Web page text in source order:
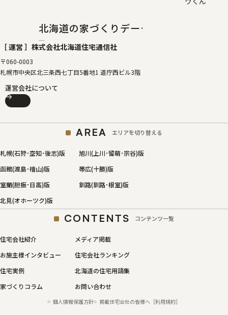
北海道の家づくりデータベース
［ 運営 ］ 株式会社北海道住宅通信社
〒060-0003
札幌市中央区北三条西七丁目5番地1 道庁西ビル3階
運営会社について
AREA エリアを切り替える
札幌(石狩･空知･後志)版
旭川(上川･留萌･宗谷)版
函館(渡島･檜山)版
帯広(十勝)版
室蘭(胆振･日高)版
釧路(釧路･根室)版
北見(オホーツク)版
CONTENTS コンテンツ一覧
住宅会社紹介
メディア掲載
お施主様インタビュー
住宅会社ランキング
住宅実例
北海道の住宅用語集
家づくりコラム
お問い合わせ
個人情報保護方針 掲載住宅会社の皆様へ［利用規約］